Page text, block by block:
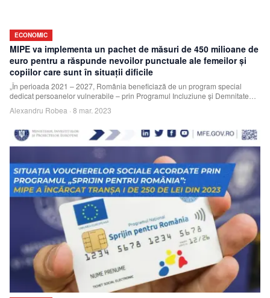
ECONOMIC
MIPE va implementa un pachet de măsuri de 450 milioane de
euro pentru a răspunde nevoilor punctuale ale femeilor şi
copiilor care sunt în situaţii dificile
„În perioada 2021 – 2027, România beneficiază de un program special
dedicat persoanelor vulnerabile – prin Programul Incluziune şi Demnitate
Alexandru Robea · 8 mar. 2023